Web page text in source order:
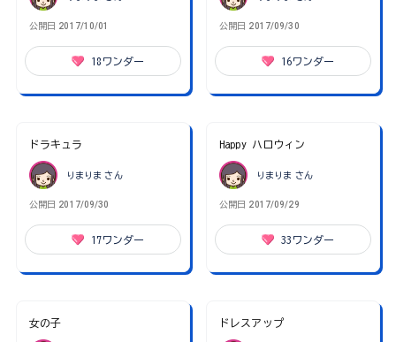
公開日 2017/10/01
18 ワンダー
公開日 2017/09/30
16ワンダー
ドラキュラ
りまりま さん
公開日 2017/09/30
17ワンダー
Happy ハロウィン
りまりま さん
公開日 2017/09/29
33 ワンダー
女の子 ドレスアップ